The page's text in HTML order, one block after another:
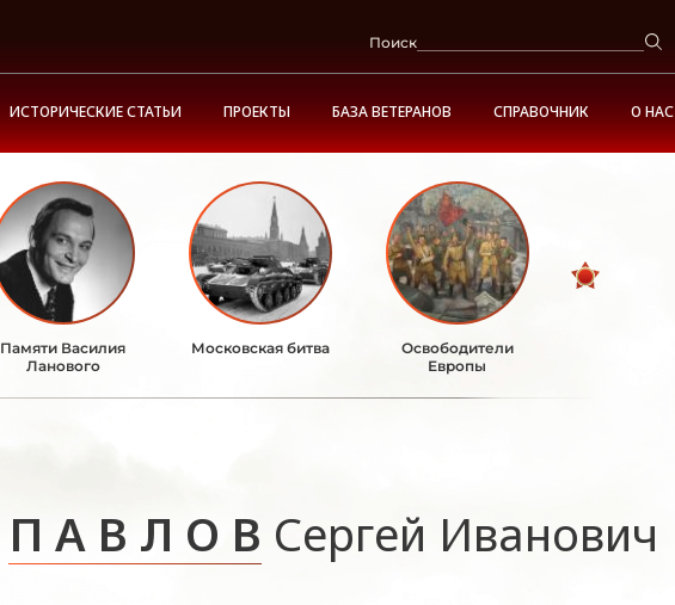
Поиск
ИСТОРИЧЕСКИЕ СТАТЬИ ПРОЕКТЫ БАЗА ВЕТЕРАНОВ СПРАВОЧНИК О НАС
Памяти Василия
Ланового
Московская битва
Освободители
Европы
П А В Л О В Сергей Иванович